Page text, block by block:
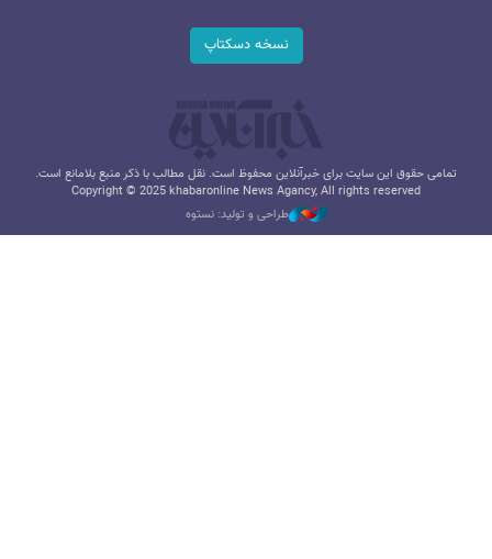
نسخه دسکتاپ
تمامی حقوق این سایت برای خبرآنلاین محفوظ است. نقل مطالب با ذکر منبع بلامانع است.
Copyright © 2025 khabaronline News Agancy, All rights reserved
طراحی و تولید: نستوه